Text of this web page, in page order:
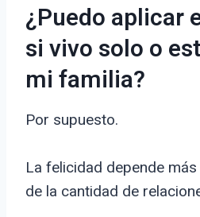
¿Puedo aplicar
si vivo solo o
mi familia?
Por supuesto.
La felicidad depende
de la cantidad de